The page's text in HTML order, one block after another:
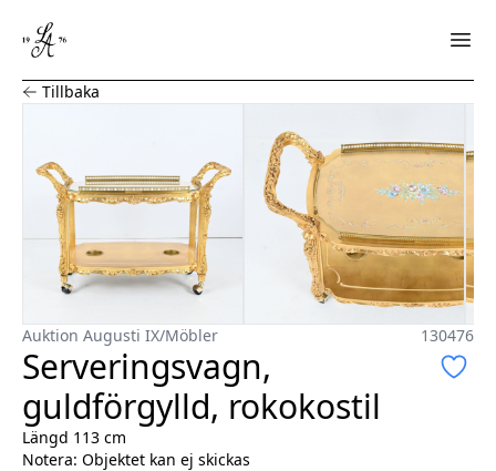
Serveringsvagn, guldförgylld, rokokostil
Tillbaka
Auktion Augusti IX/Möbler 130476
Serveringsvagn,
guldförgylld, rokokostil
Längd 113 cm
Notera: Objektet kan ej skickas